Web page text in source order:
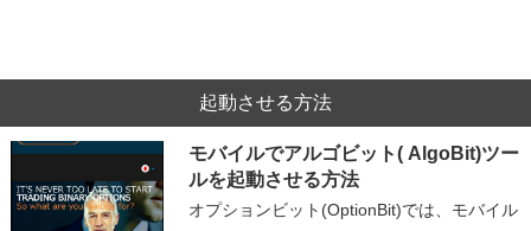
起動させる方法
モバイルでアルゴビット( AlgoBit)ツー
ルを起動させる方法
オプションビット(OptionBit)では、モバイル